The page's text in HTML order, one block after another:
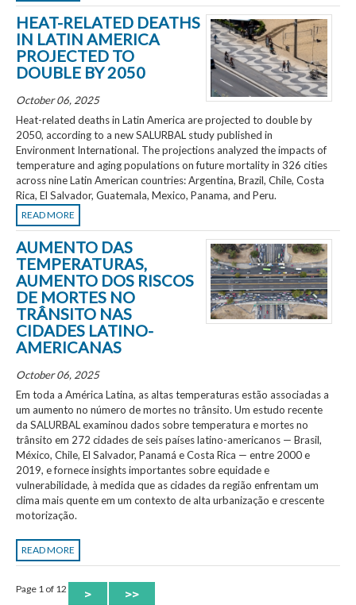
HEAT-RELATED DEATHS
IN LATIN AMERICA
PROJECTED TO
DOUBLE BY 2050
October 06, 2025
Heat-related deaths in Latin America are projected to double by
2050, according to a new SALURBAL study published in
Environment International. The projections analyzed the impacts of
temperature and aging populations on future mortality in 326 cities
across nine Latin American countries: Argentina, Brazil, Chile, Costa
Rica, El Salvador, Guatemala, Mexico, Panama, and Peru.
READ MORE
AUMENTO DAS
TEMPERATURAS,
AUMENTO DOS RISCOS
DE MORTES NO
TRÂNSITO NAS
CIDADES LATINO-
AMERICANAS
October 06, 2025
Em toda a América Latina, as altas temperaturas estão associadas a
um aumento no número de mortes no trânsito. Um estudo recente
da SALURBAL examinou dados sobre temperatura e mortes no
trânsito em 272 cidades de seis países latino-americanos — Brasil,
México, Chile, El Salvador, Panamá e Costa Rica — entre 2000 e
2019, e fornece insights importantes sobre equidade e
vulnerabilidade, à medida que as cidades da região enfrentam um
clima mais quente em um contexto de alta urbanização e crescente
motorização.
READ MORE
Page 1 of 12 > >>